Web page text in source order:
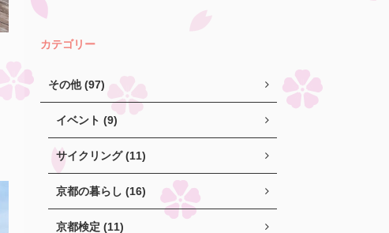
カテゴリー
その他 (97)
イベント (9)
サイクリング (11)
京都の暮らし (16)
京都検定 (11)